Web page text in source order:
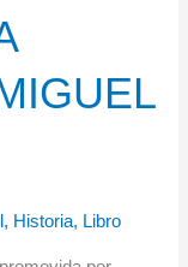
, Historia, Libro